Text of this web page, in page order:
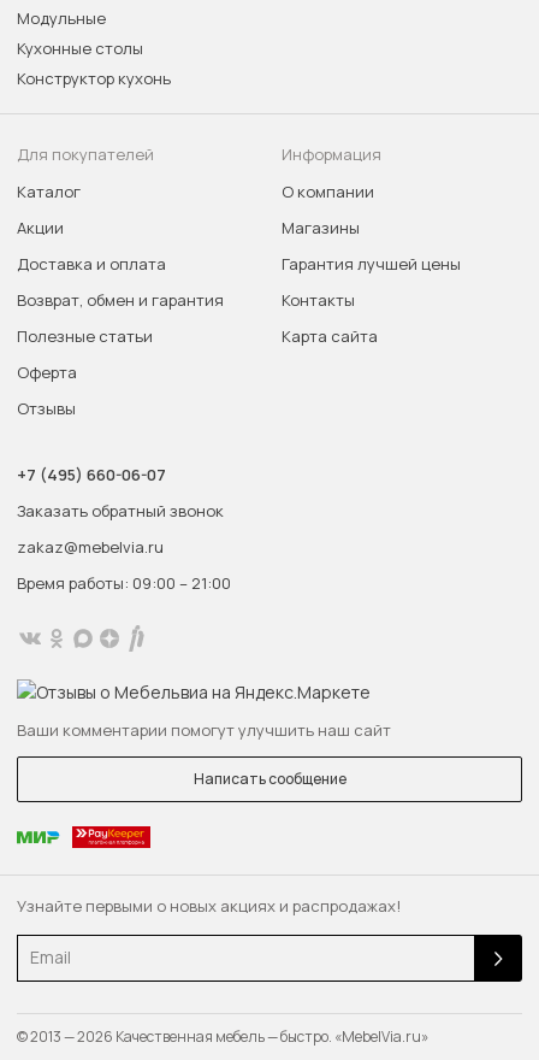
Узнайте первыми о новых акциях и распродажах!
Email
Модульные
Кухонные столы
Конструктор кухонь
Для покупателей
Каталог
Акции
Доставка и оплата
Возврат, обмен и гарантия
Полезные статьи
Оферта
Отзывы
Информация
О компании
Магазины
Гарантия лучшей цены
Контакты
Карта сайта
+7 (495) 660-06-07
Заказать обратный звонок
zakaz@mebelvia.ru
Время работы: 09:00 – 21:00
Ваши комментарии помогут улучшить наш сайт
Написать сообщение
© 2013 — 2026 Качественная мебель — быстро. «MebelVia.ru»